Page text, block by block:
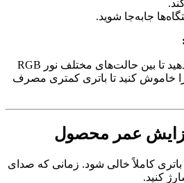
شوید.
دکمه Light Mode را فشار دهید تا بین حالت‌های مختلف نور RGB
کنید تا باتری کمتری مصرف
عمر محصول
خالی شود. زمانی که صدای